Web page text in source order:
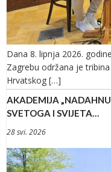
Dana 8. lipnja 2026.
Zagrebu održana je
Hrvatskog […]
AKADEMIJA
SVETOGA I SVIJETA…
28 svi. 2026